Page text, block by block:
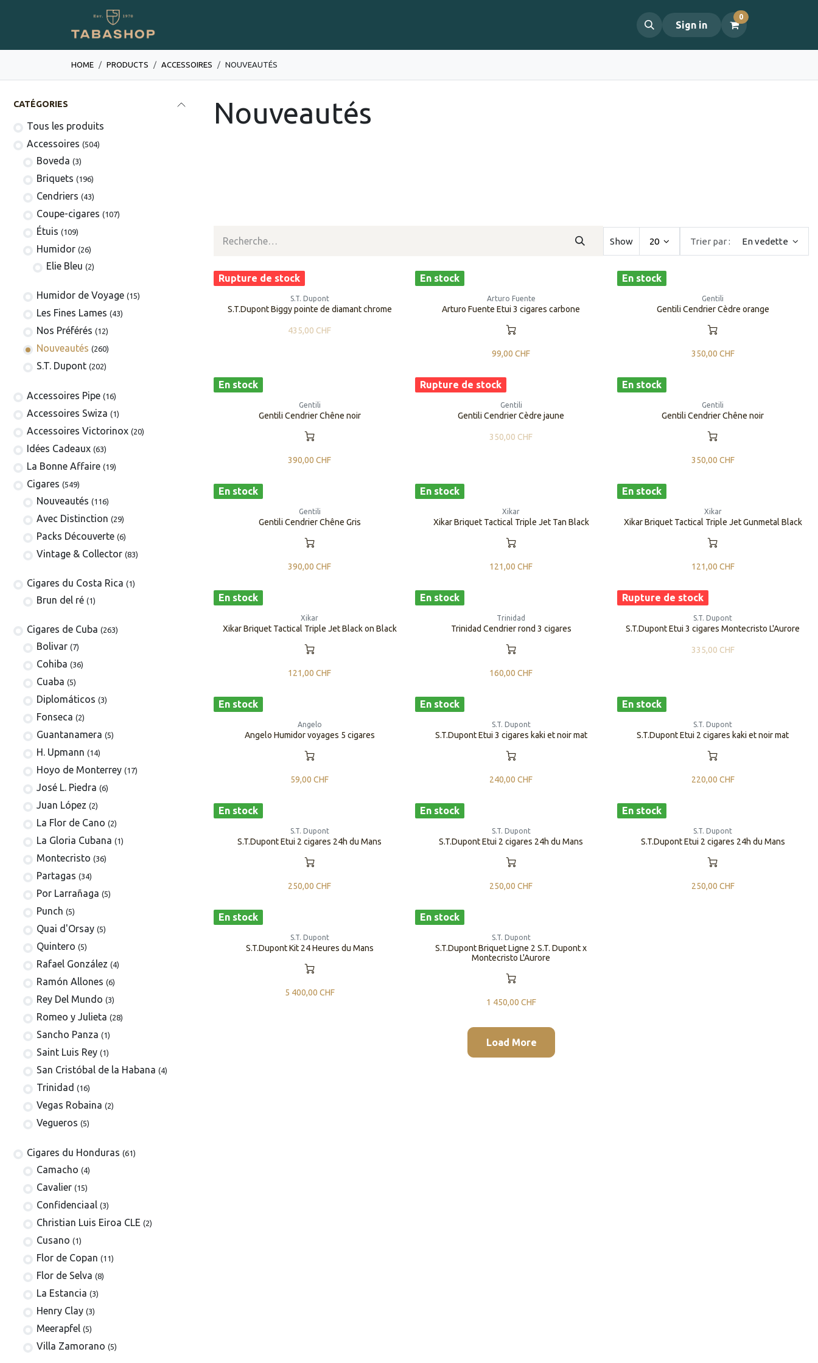
Sign in
0
HOME PRODUCTS ​​​​​​​​​​ACCESSOIRES NOUVEAUTÉS
CATÉGORIES
Tous les produits
​​​​​​​​​​Accessoires (504)
Boveda (3)
​​​​Briquets (196)
Cendriers (43)
Coupe-cigares (107)
​Étuis (109)
Humidor (26)
Elie Bleu (2)
Humidor de Voyage (15)
Les Fines Lames (43)
Nos Préférés (12)
Nouveautés (260)
S.T. Dupont (202)
​​​​​​​​​​Accessoires Pipe (16)
Accessoires Swiza (1)
​​​​​​​​​​Accessoires Victorinox (20)
Idées Cadeaux (63)
La Bonne Affaire (19)
​​​Cigares (549)
​Nouveautés (116)
Avec Distinction (29)
Packs Découverte (6)
Vintage & Collector (83)
​​​Cigares du Costa Rica (1)
Brun del ré (1)
Cigares de Cuba (263)
​Bolivar (7)
Cohiba (36)
Cuaba (5)
Diplomáticos (3)
Fonseca (2)
Guantanamera (5)
H. Upmann (14)
Hoyo de Monterrey (17)
José L. Piedra (6)
Juan López (2)
La Flor de Cano (2)
La Gloria Cubana (1)
Montecristo (36)
Partagas (34)
Por Larrañaga (5)
Punch (5)
Quai d'Orsay (5)
Quintero (5)
Rafael González (4)
Ramón Allones (6)
Rey Del Mundo (3)
Romeo y Julieta (28)
Sancho Panza (1)
Saint Luis Rey (1)
San Cristóbal de la Habana (4)
Trinidad (16)
Vegas Robaina (2)
Vegueros (5)
​​​Cigares du Honduras (61)
Camacho (4)
Cavalier (15)
Confidenciaal (3)
Christian Luis Eiroa CLE (2)
Cusano (1)
Flor de Copan (11)
Flor de Selva (8)
La Estancia (3)
Henry Clay (3)
Meerapfel (5)
Villa Zamorano (5)
Nouveautés
Trier par : En vedette
Show 20
Rupture de stock
S.T. Dupont
S.T.Dupont Biggy pointe de diamant chrome
435,00 CHF
En stock
Arturo Fuente
Arturo Fuente Etui 3 cigares carbone
99,00 CHF
En stock
Gentili
Gentili Cendrier Cèdre orange
350,00 CHF
En stock
Gentili
Gentili Cendrier Chêne noir
390,00 CHF
Rupture de stock
Gentili
Gentili Cendrier Cèdre jaune
350,00 CHF
En stock
Gentili
Gentili Cendrier Chêne noir
350,00 CHF
En stock
Gentili
Gentili Cendrier Chêne Gris
390,00 CHF
En stock
Xikar
Xikar Briquet Tactical Triple Jet Tan Black
121,00 CHF
En stock
Xikar
Xikar Briquet Tactical Triple Jet Gunmetal Black
121,00 CHF
En stock
Xikar
Xikar Briquet Tactical Triple Jet Black on Black
121,00 CHF
En stock
Trinidad
Trinidad Cendrier rond 3 cigares
160,00 CHF
Rupture de stock
S.T. Dupont
S.T.Dupont Etui 3 cigares Montecristo L'Aurore
335,00 CHF
En stock
Angelo
Angelo Humidor voyages 5 cigares
59,00 CHF
En stock
S.T. Dupont
S.T.Dupont Etui 3 cigares kaki et noir mat
240,00 CHF
En stock
S.T. Dupont
S.T.Dupont Etui 2 cigares kaki et noir mat
220,00 CHF
En stock
S.T. Dupont
S.T.Dupont Etui 2 cigares 24h du Mans
250,00 CHF
En stock
S.T. Dupont
S.T.Dupont Etui 2 cigares 24h du Mans
250,00 CHF
En stock
S.T. Dupont
S.T.Dupont Etui 2 cigares 24h du Mans
250,00 CHF
En stock
S.T. Dupont
S.T.Dupont Kit 24 Heures du Mans
5 400,00 CHF
En stock
S.T. Dupont
S.T.Dupont Briquet Ligne 2 S.T. Dupont x
Montecristo L'Aurore
1 450,00 CHF
Load More